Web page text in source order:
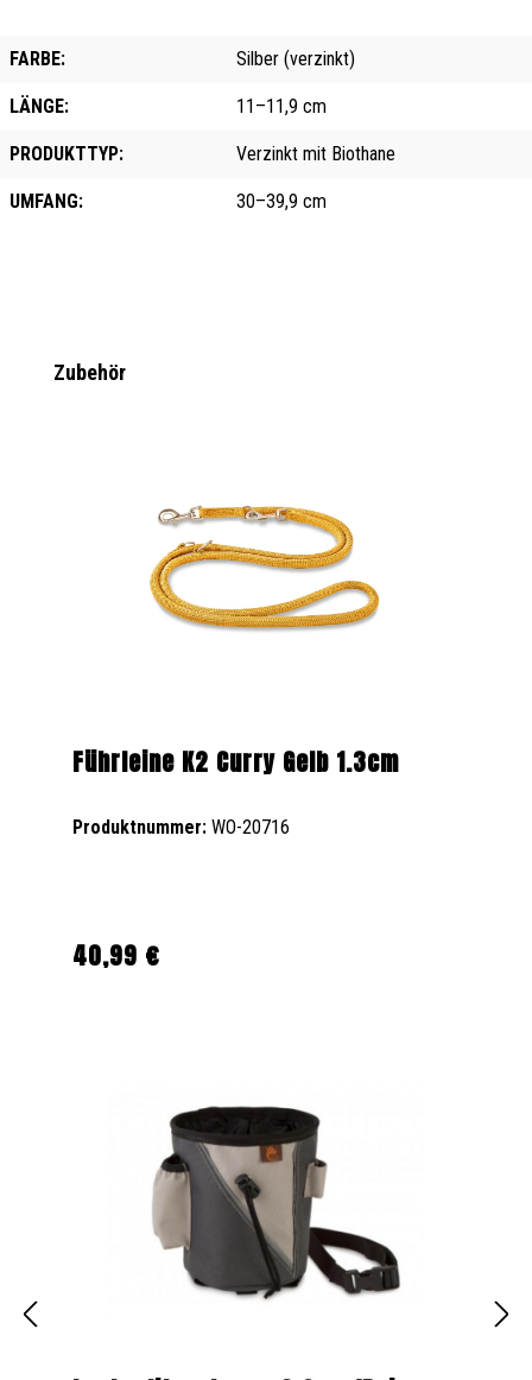
FARBE: Silber (verzinkt)
LÄNGE: 11–11,9 cm
PRODUKTTYP: Verzinkt mit Biothane
UMFANG: 30–39,9 cm
Produktgalerie überspringen
Zubehör
Führleine K2 Curry Gelb 1.3cm
Produktnummer: WO-20716
Regulärer Preis:
40,99 €